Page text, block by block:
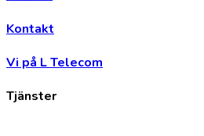
Kontakt
Vi på L Telecom
Tjänster